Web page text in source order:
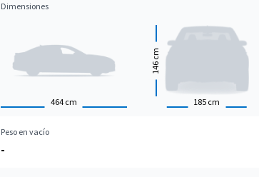
Dimensiones
464 cm 185 cm
146
cm
Peso en vacío
-